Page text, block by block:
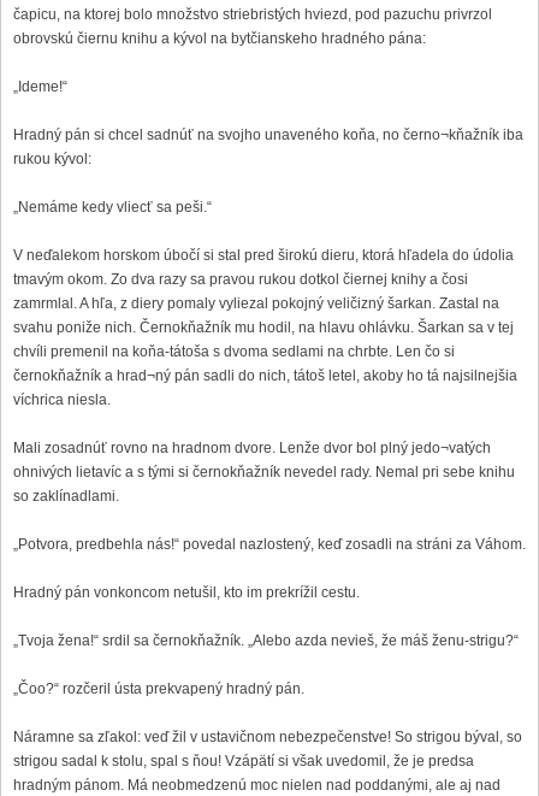
čapicu, na ktorej bolo množstvo striebristých hviezd, pod pazuchu privrzol
obrovskú čiernu knihu a kývol na bytčianskeho hradného pána:
„Ideme!“
Hradný pán si chcel sadnúť na svojho unaveného koňa, no černo¬kňažník iba
rukou kývol:
„Nemáme kedy vliecť sa peši.“
V neďalekom horskom úbočí si stal pred širokú dieru, ktorá hľadela do údolia
tmavým okom. Zo dva razy sa pravou rukou dotkol čiernej knihy a čosi
zamrmlal. A hľa, z diery pomaly vyliezal pokojný veličizný šarkan. Zastal na
svahu poniže nich. Černokňažník mu hodil, na hlavu ohlávku. Šarkan sa v tej
chvíli premenil na koňa-tátoša s dvoma sedlami na chrbte. Len čo si
černokňažník a hrad¬ný pán sadli do nich, tátoš letel, akoby ho tá najsilnejšia
víchrica niesla.
Mali zosadnúť rovno na hradnom dvore. Lenže dvor bol plný jedo¬vatých
ohnivých lietavíc a s tými si černokňažník nevedel rady. Nemal pri sebe knihu
so zaklínadlami.
„Potvora, predbehla nás!“ povedal nazlostený, keď zosadli na stráni za Váhom.
Hradný pán vonkoncom netušil, kto im prekrížil cestu.
„Tvoja žena!“ srdil sa černokňažník. „Alebo azda nevieš, že máš ženu-strigu?“
„Čoo?“ rozčeril ústa prekvapený hradný pán.
Náramne sa zľakol: veď žil v ustavičnom nebezpečenstve! So strigou býval, so
strigou sadal k stolu, spal s ňou! Vzápätí si však uvedomil, že je predsa
hradným pánom. Má neobmedzenú moc nielen nad poddanými, ale aj nad